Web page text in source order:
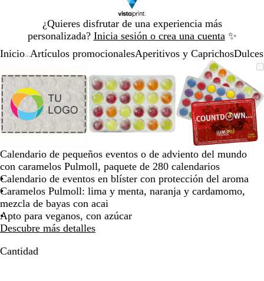
¿Quieres disfrutar de una experiencia más
personalizada? Inicia sesión o crea una cuenta ✨
1
Inicio Artículos promocionalesAperitivos y CaprichosDulces
ampliable
hasta
mínimo
clic
expandir
las
de
más
para
ampliar
y
alejar
y
las
flechas
ampliable
hasta
mínimo
clic
para
expandir
las
teclas
de
más
y
para
ampliar
y
alejar
las
Imagen
ampliable
Acercado
hasta
mínimo
Haz
clic
para
expandir
Utiliza
las
teclas
de
más
y
menos
para
ampliar
y
alejar
1
de
3
Calendario de pequeños eventos o de adviento del mundo
con caramelos Pulmoll, paquete de 280 calendarios
Calendario de eventos en blíster con protección del aroma
Caramelos Pulmoll: lima y menta, naranja y cardamomo,
mezcla de bayas con acai
Apto para veganos, con azúcar
Descubre más detalles
Cantidad